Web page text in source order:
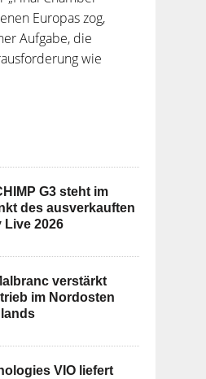
Europas zog,
Aufgabe, die
wie
G3 steht im
des ausverkauften
Live 2026
verstärkt
im Nordosten
VIO liefert